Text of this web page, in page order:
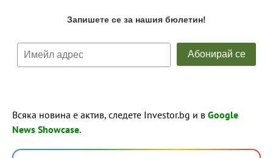
Всяка новина е актив, следете Investor.bg и в Google
News Showcase.